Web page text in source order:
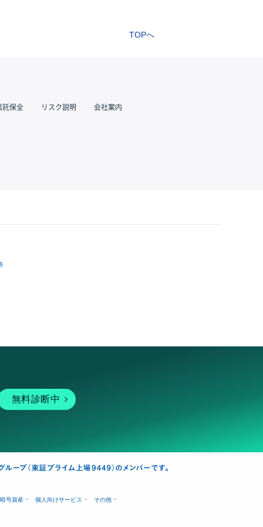
TOPへ
託保全 リスク説明 会社案内
無料診断中
暗号資産 個人向けサービス その他